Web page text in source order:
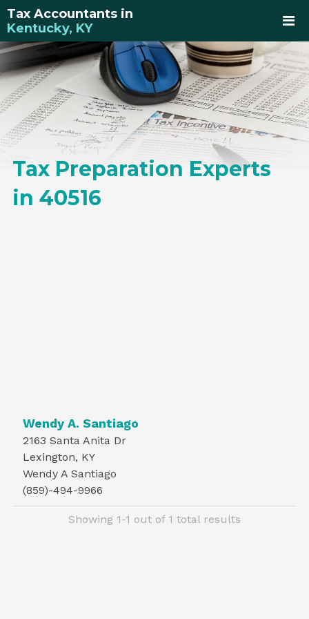
Tax Accountants in
Kentucky, KY
Tax Preparation Experts
in 40516
Wendy A. Santiago
2163 Santa Anita Dr
Lexington, KY
Wendy A Santiago
(859)-494-9966
Showing 1-1 out of 1 total results